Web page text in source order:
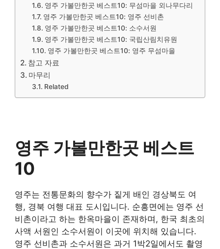
영주 가볼만한곳 베스트10: 무섬마을 외나무다리
영주 가볼만한곳 베스트10: 영주 선비촌
영주 가볼만한곳 베스트10: 소수서원
영주 가볼만한곳 베스트10: 국립산림치유원
영주 가볼만한곳 베스트10: 영주 무섬마을
참고 자료
마무리
Related
영주 가볼만한곳 베스트
10
영주는 전통문화의 향수가 짙게 배인 경상북도 여
행, 경북 여행 대표 도시입니다. 순흥면에는 영주 선
비촌이라고 하는 한옥마을이 존재하며, 한국 최초의
사액 서원인 소수서원이 이곳에 위치해 있습니다.
영주 선비촌과 소수서원은 과거 1박2일에서도 촬영